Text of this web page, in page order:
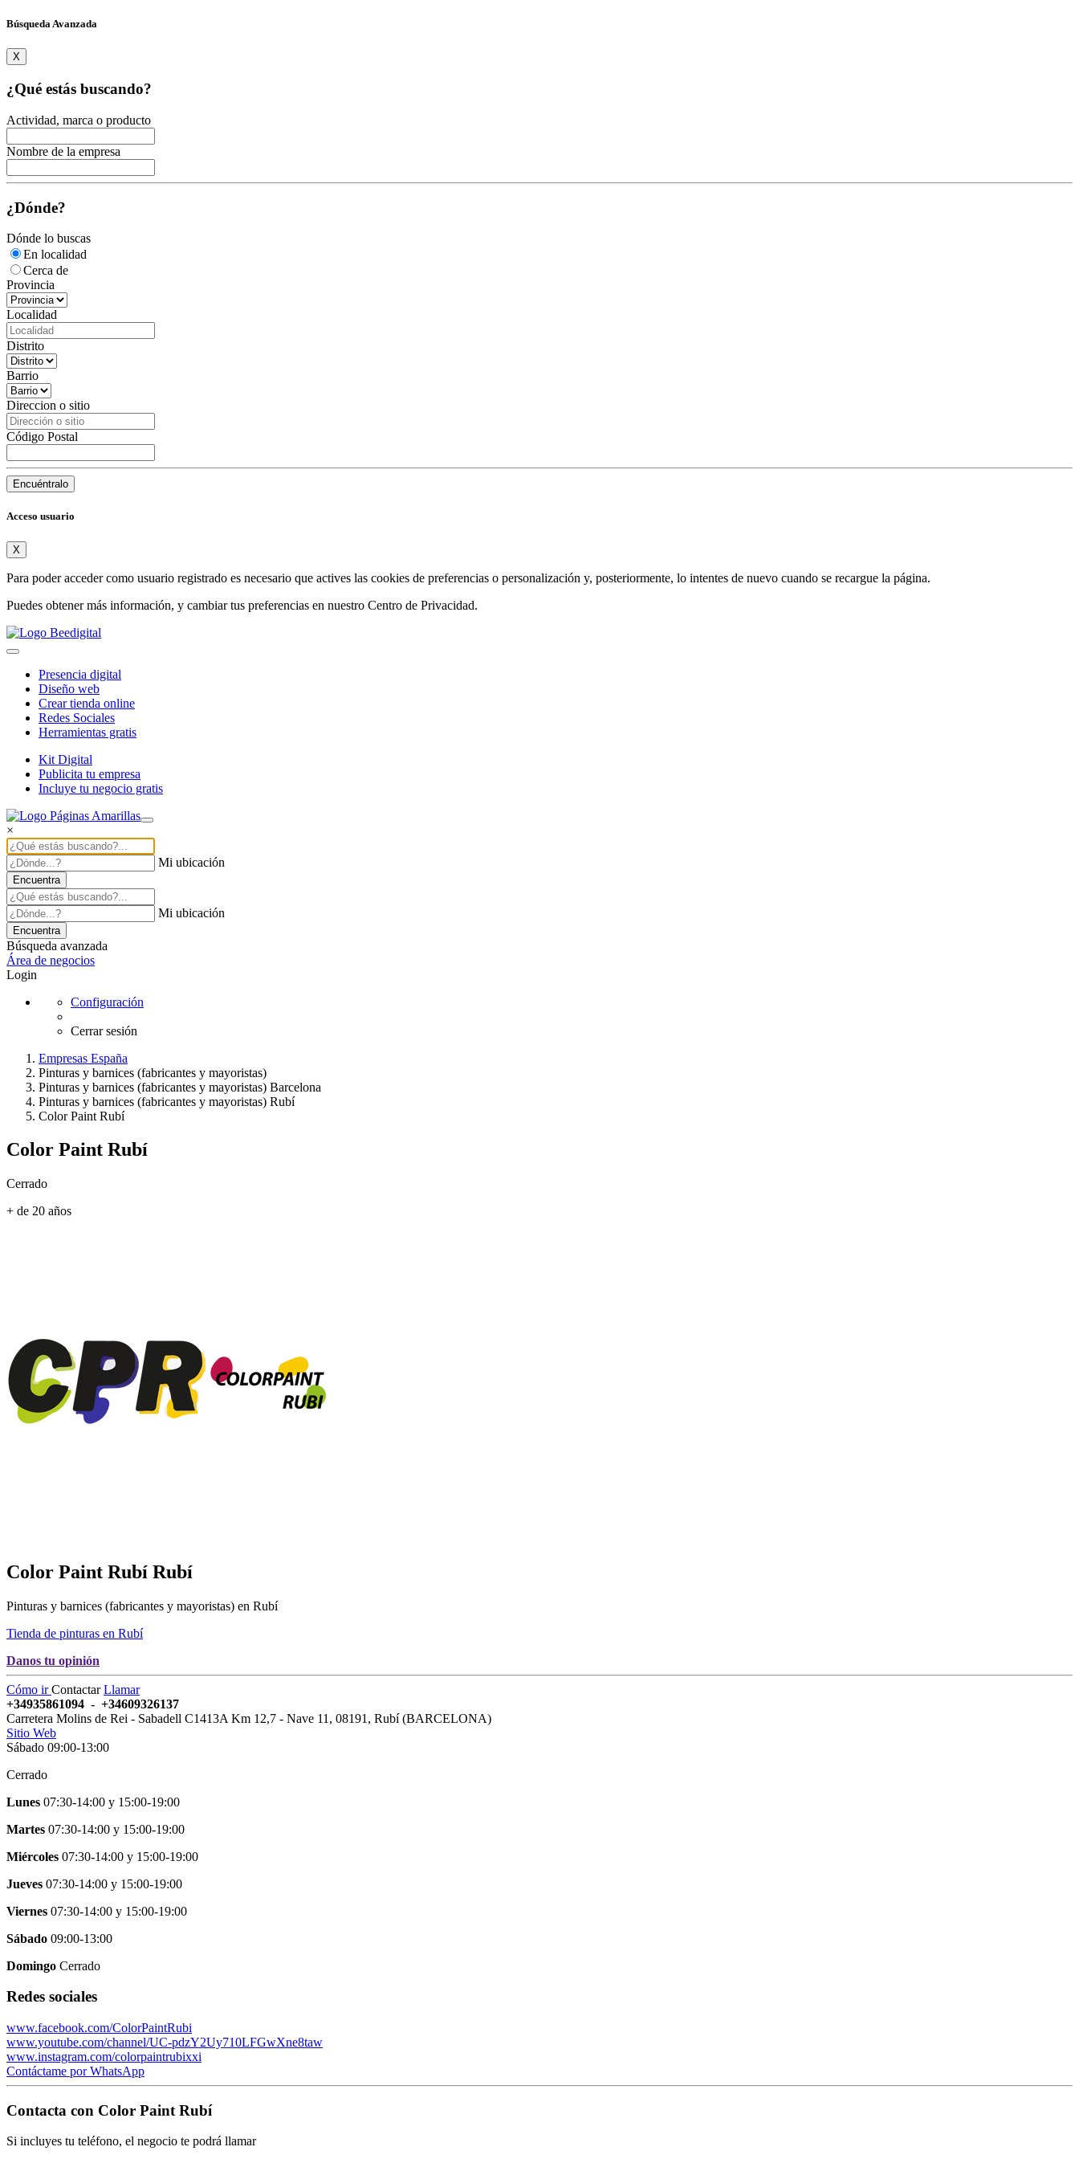
Búsqueda Avanzada
X
¿Qué estás buscando?
Actividad, marca o producto
Nombre de la empresa
¿Dónde?
Dónde lo buscas
En localidad
Cerca de
Provincia
Localidad
Distrito
Barrio
Direccion o sitio
Código Postal
Encuéntralo
Acceso usuario
X
Para poder acceder como usuario registrado es necesario que actives las cookies de preferencias o personalización y, posteriormente, lo intentes de nuevo cuando se recargue la página.
Puedes obtener más información, y cambiar tus preferencias en nuestro Centro de Privacidad.
Presencia digital
Diseño web
Crear tienda online
Redes Sociales
Herramientas gratis
Kit Digital
Publicita tu empresa
Incluye tu negocio gratis
×
Mi ubicación
Encuentra
Mi ubicación
Encuentra
Búsqueda avanzada
Área de negocios
Login
Configuración
Cerrar sesión
Empresas España
Pinturas y barnices (fabricantes y mayoristas)
Pinturas y barnices (fabricantes y mayoristas) Barcelona
Pinturas y barnices (fabricantes y mayoristas) Rubí
Color Paint Rubí
Color Paint Rubí
Cerrado
+ de 20 años
Color Paint Rubí Rubí
Pinturas y barnices (fabricantes y mayoristas) en Rubí
Tienda de pinturas en Rubí
Danos tu opinión
Cómo irContactarLlamar
+34935861094 - +34609326137
Carretera Molins de Rei - Sabadell C1413A Km 12,7 - Nave 11 , 08191 , Rubí(BARCELONA)
Sitio Web
Sábado 09:00-13:00
Cerrado
Lunes 07:30-14:00 y 15:00-19:00
Martes 07:30-14:00 y 15:00-19:00
Miércoles 07:30-14:00 y 15:00-19:00
Jueves 07:30-14:00 y 15:00-19:00
Viernes 07:30-14:00 y 15:00-19:00
Sábado 09:00-13:00
Domingo Cerrado
Redes sociales
www.facebook.com/ColorPaintRubi
www.youtube.com/channel/UC-pdzY2Uy710LFGwXne8taw
www.instagram.com/colorpaintrubixxi
Contáctame por WhatsApp
Contacta con Color Paint Rubí
Si incluyes tu teléfono, el negocio te podrá llamar